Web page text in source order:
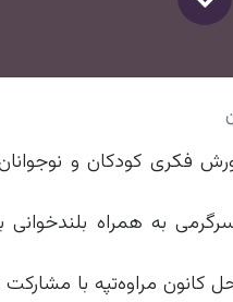
فکری کودکان و
به همراه
روز پنج‌شنبه ۱۷مهرماه در محل کانون